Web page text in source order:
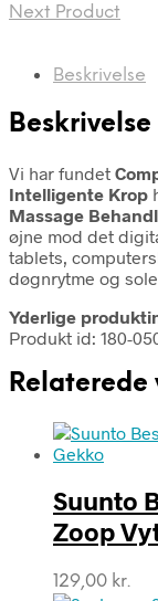
Next Product
Beskrivelse
Beskrivelse
Vi har fundet
Intelligente Krop
Massage
øjne mod det
tablets,
døgnrytme og
Yderlige
Produkt id: 180-
Relaterede
Suunto
Zoop
129,00 kr.